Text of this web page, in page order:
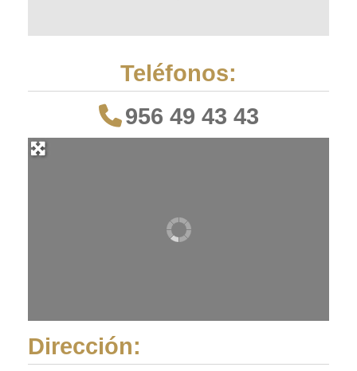
Teléfonos:
956 49 43 43
Dirección: